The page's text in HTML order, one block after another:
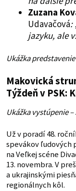
Zuzana
Udavačová:
jazyku, ale
Ukážka predstavenie
Makovická
Týždeň v PSK:
Ukážka vystúpenie –
Už v poradí 48.
spevákov ľudových
na Veľkej scéne
13. novembra. V
a ukrajinskými
regionálnych kôl.